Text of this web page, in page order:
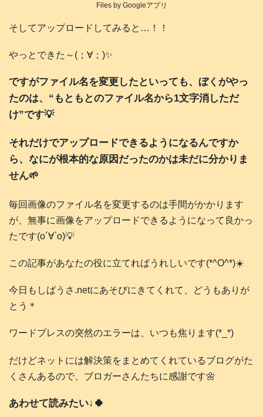
Files by Googleアプリ
そしてアップロードしてみると…！！
やっとできた～(；∀；)✨
ですがファイル名を変更したといっても、ぼくがやっ
たのは、“もともとのファイル名から1文字消しただ
け”です💡
それだけでアップロードできるようになるんですか
ら、なにが根本的な原因だったのかは未だに分かりま
せん🌱
毎回画像のファイル名を変更するのは手間がかかります
が、無事に画像をアップロードできるようになって良かっ
たです(о´∀`о)💡
この記事があなたの役に立てればうれしいです(*^O^*)☀️
今日もしばうさ.netにあそびにきてくれて、どうもありが
とう＊
ワードプレスの突然のエラーは、いつも焦ります(*_*)
だけどネットには解決策をまとめてくれているブログがた
くさんあるので、ブロガーさんたちに感謝です🌼
あわせて読みたい↓🍀